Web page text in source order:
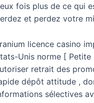
fois plus de ce qui
et perdez votre
licence casino
Unis norme [
retrait des
dépôt attitude ,
sélectives